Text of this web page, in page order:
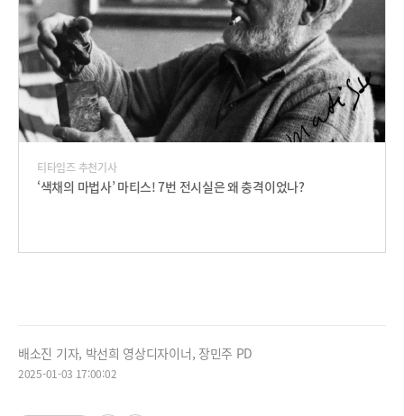
티타임즈 추천기사
‘색채의 마법사’ 마티스! 7번 전시실은 왜 충격이었나?
배소진 기자, 박선희 영상디자이너, 장민주 PD
2025-01-03 17:00:02